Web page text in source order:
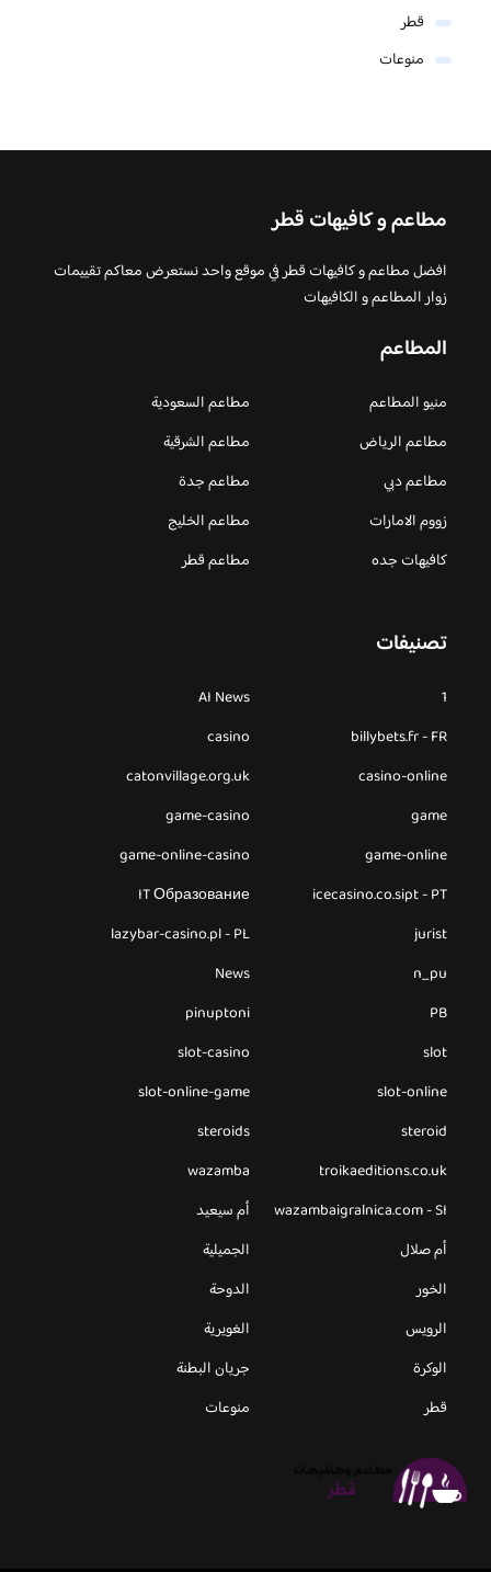
قطر
منوعات
مطاعم و كافيهات قطر
افضل مطاعم و كافيهات قطر في موقع واحد نستعرض معاكم تقييمات
زوار المطاعم و الكافيهات
المطاعم
منيو المطاعم
مطاعم السعودية
مطاعم الرياض
مطاعم الشرقية
مطاعم دبي
مطاعم جدة
زووم الامارات
مطاعم الخليج
كافيهات جده
مطاعم قطر
تصنيفات
1
AI News
billybets.fr - FR
casino
casino-online
catonvillage.org.uk
game
game-casino
game-online
game-online-casino
icecasino.co.sipt - PT
IT Образование
jurist
lazybar-casino.pl - PL
n_pu
News
PB
pinuptoni
slot
slot-casino
slot-online
slot-online-game
steroid
steroids
troikaeditions.co.uk
wazamba
wazambaigralnica.com - SI
أم سيعيد
أم صلال
الجميلية
الخور
الدوحة
الرويس
الغويرية
الوكرة
جريان البطنة
قطر
منوعات